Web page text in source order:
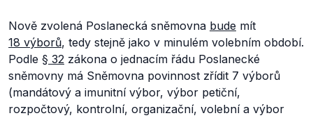
Nově zvolená Poslanecká sněmovna bude mít
18 výborů, tedy stejně jako v minulém volebním období.
Podle § 32 zákona o jednacím řádu Poslanecké
sněmovny má Sněmovna povinnost zřídit 7 výborů
(mandátový a imunitní výbor, výbor petiční,
rozpočtový, kontrolní, organizační, volební a výbor